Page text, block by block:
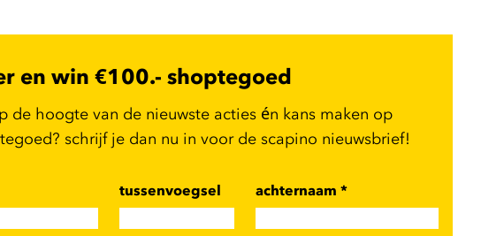
en win €100.- shoptegoed
de hoogte van de nieuwste acties én kans maken op
schrijf je dan nu in voor de scapino nieuwsbrief!
tussenvoegsel achternaam*